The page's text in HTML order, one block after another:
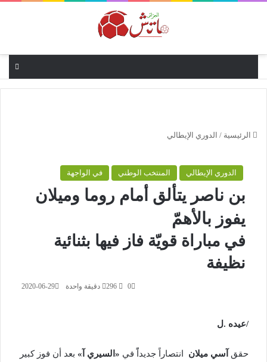
الرئيسية / الدوري الإيطالي
الدوري الإيطالي المنتخب الوطني في الواجهة
بن ناصر يتألق أمام روما وميلان
يفوز بالأهمّ
في مباراة قويّة فاز فيها بثنائية
نظيفة
2020-06-29 0 دقيقة واحدة
/عيده .ل
حقق آسي ميلان انتصاراً جديداًً في «السيري آ» بعد أن فوز كبير